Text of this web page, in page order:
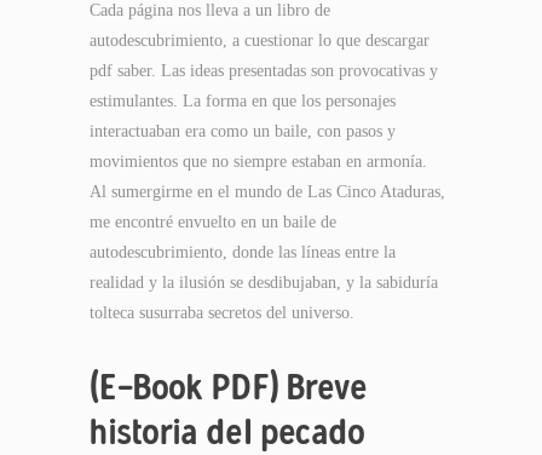
Cada página nos lleva a un libro de
autodescubrimiento, a cuestionar lo que descargar
pdf saber. Las ideas presentadas son provocativas y
estimulantes. La forma en que los personajes
interactuaban era como un baile, con pasos y
movimientos que no siempre estaban en armonía.
Al sumergirme en el mundo de Las Cinco Ataduras,
me encontré envuelto en un baile de
autodescubrimiento, donde las líneas entre la
realidad y la ilusión se desdibujaban, y la sabiduría
tolteca susurraba secretos del universo.
(E-Book PDF) Breve
historia del pecado